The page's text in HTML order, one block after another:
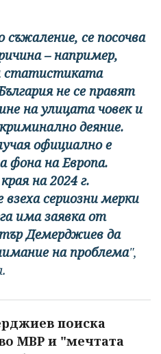
съжаление, се посочва
– например,
статистиката
не се правят
на улицата човек и
деяние.
официално е
фона на Европа.
на 2024 г.
сериозни мерки
има заявка от
Демерджиев да
на проблема",
поиска
МВР и "мечтата